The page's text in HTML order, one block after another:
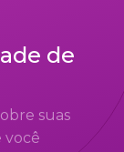
de
suas
você